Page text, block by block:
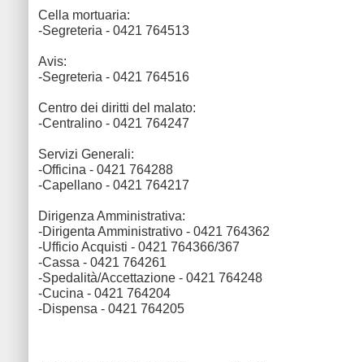
Cella mortuaria:
-Segreteria - 0421 764513
Avis:
-Segreteria - 0421 764516
Centro dei diritti del malato:
-Centralino - 0421 764247
Servizi Generali:
-Officina - 0421 764288
-Capellano - 0421 764217
Dirigenza Amministrativa:
-Dirigenta Amministrativo - 0421 764362
-Ufficio Acquisti - 0421 764366/367
-Cassa - 0421 764261
-Spedalità/Accettazione - 0421 764248
-Cucina - 0421 764204
-Dispensa - 0421 764205